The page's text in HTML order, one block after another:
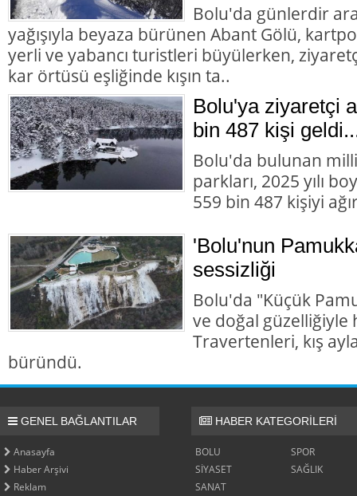
Bolu'da günlerdir
yağışıyla beyaza bürünen Abant Gölü,
yerli ve yabancı turistleri büyülerken,
kar örtüsü eşliğinde kışın ta..
Bolu'ya ziyaretçi
bin 487 kişi
Bolu'da bulunan
parkları, 2025 yılı
559 bin 487 kişiyi
'Bolu'nun
sessizliği
Bolu'da "Küçük
ve doğal güzelliğiyle
Travertenleri, kış
büründü.
GENEL BAĞLANTILAR
Anasayfa
Haber Arşivi
Reklam
HABER KATEGORİLERİ
BOLU
SPOR
SİYASET
SAĞLIK
SANAT